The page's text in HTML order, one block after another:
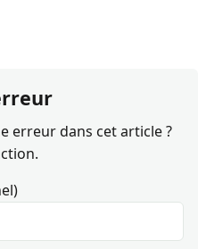
erreur dans cet article ?